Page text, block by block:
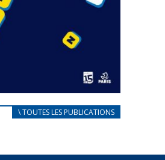
au mieux les réfugiés
\ TOUTES LES PUBLICATIONS